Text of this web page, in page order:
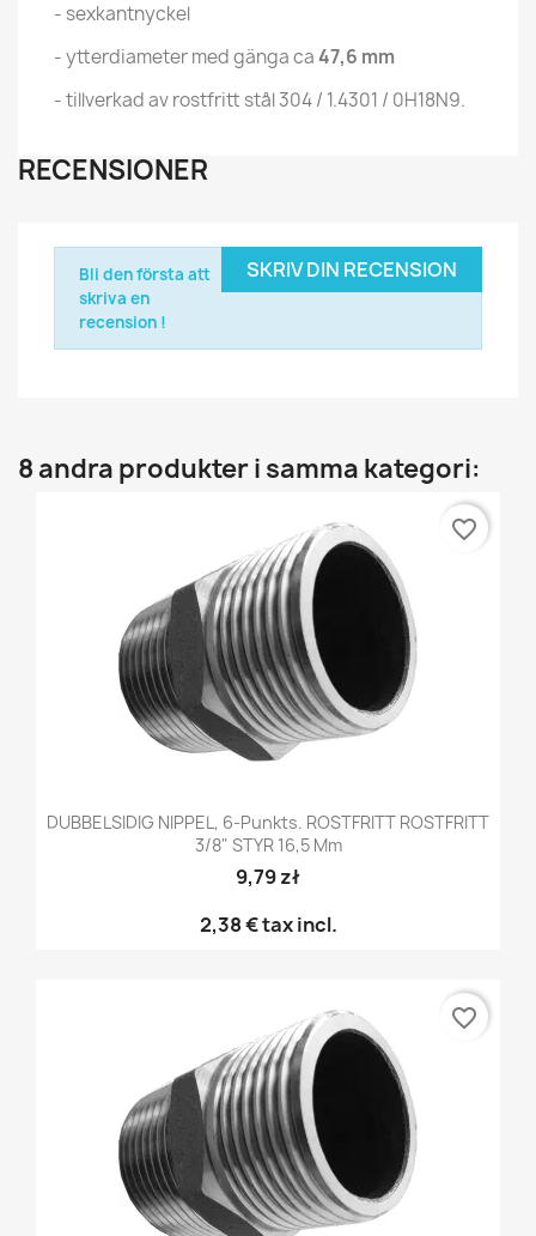
- sexkantnyckel
- ytterdiameter med gänga ca47,6 mm
- tillverkad av rostfritt stål 304 / 1.4301 / 0H18N9.
RECENSIONER
SKRIV DIN RECENSION
Bli den första att
skriva en
recension !
8 andra produkter i samma kategori:
DUBBELSIDIG NIPPEL, 6-Punkts. ROSTFRITT ROSTFRITT
3/8" STYR 16,5 Mm
9,79 zł
2,38 €tax incl.
favorite_border
favorite_border